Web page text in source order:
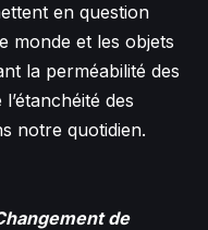
en question
monde et les objets
la perméabilité des
des
notre quotidien.
de